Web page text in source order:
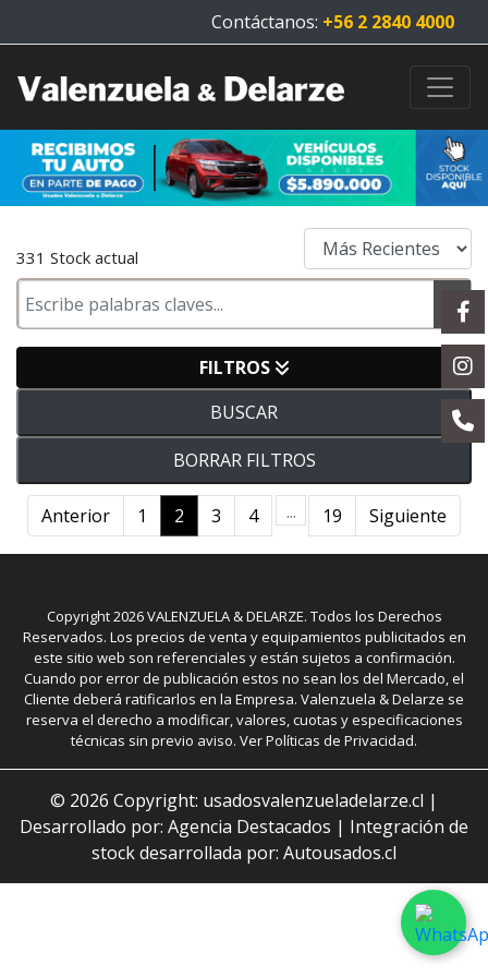
Contáctanos: +56 2 2840 4000
331 Stock actual
FILTROS
BUSCAR
BORRAR FILTROS
Anterior 1 2 3 4 ... 19 Siguiente
Copyright2026VALENZUELA & DELARZE. Todos los Derechos
Reservados. Los precios de venta y equipamientos publicitados en
este sitio web son referenciales y están sujetos a confirmación.
Cuando por error de publicación estos no sean los del Mercado, el
Cliente deberá ratificarlos en la Empresa. Valenzuela & Delarze se
reserva el derecho a modificar, valores, cuotas y especificaciones
técnicas sin previo aviso. Ver Políticas de Privacidad.
© 2026 Copyright: usadosvalenzueladelarze.cl |
Desarrollado por: Agencia Destacados | Integración de
stock desarrollada por: Autousados.cl